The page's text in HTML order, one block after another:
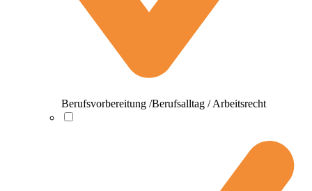
Berufsvorbereitung /Berufsalltag / Arbeitsrecht